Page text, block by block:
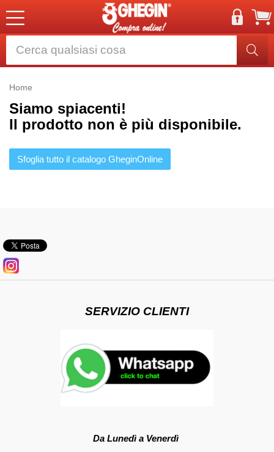
Home
Siamo spiacenti!
Il prodotto non è più disponibile.
Sfoglia tutto il catalogo GheginOnline
SERVIZIO CLIENTI
Da Lunedì a Venerdì